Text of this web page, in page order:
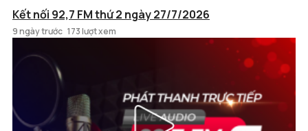
Kết nối 92,7 FM thứ 2 ngày 27/7/2026
9 ngày trước 173 lượt xem